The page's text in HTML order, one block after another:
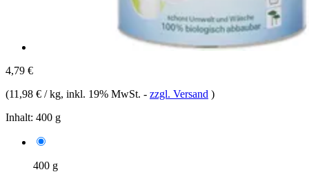
4,79 €
(11,98 € / kg, inkl. 19% MwSt. - zzgl. Versand )
Inhalt: 400 g
400 g